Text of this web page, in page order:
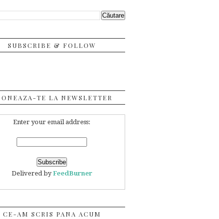
SUBSCRIBE & FOLLOW
TE LA NEWSLETTER
Enter your email address:
Delivered byFeedBurner
CE-AM SCRIS PANA ACUM